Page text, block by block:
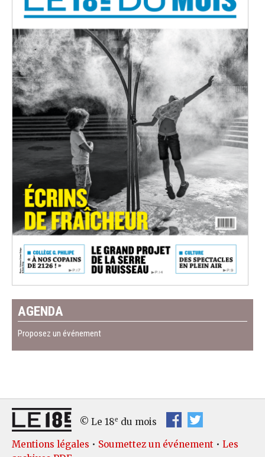
AGENDA
Proposez un événement
© Le 18e du mois
Mentions légales • Soumettez un événement • Les